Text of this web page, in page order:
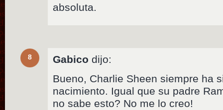
absoluta.
8 Gabico dijo:
Bueno, Charlie Sheen siempre ha
nacimiento. Igual que su padre
no sabe esto? No me lo creo!